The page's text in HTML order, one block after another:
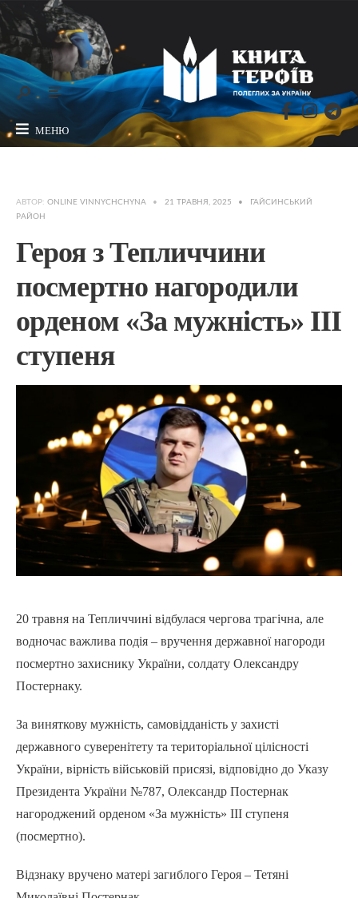
МЕНЮ
АВТОР: ONLINE VINNYCHCHYNA • 21 ТРАВНЯ, 2025 •
ГАЙСИНСЬКИЙ
РАЙОН
Героя з Тепличчини
посмертно нагородили
орденом «За мужність» ІІІ
ступеня
20 травня на Тепличчині відбулася чергова трагічна, але
водночас важлива подія – вручення державної нагороди
посмертно захиснику України, солдату Олександру
Постернаку.
За виняткову мужність, самовідданість у захисті
державного суверенітету та територіальної цілісності
України, вірність військовій присязі, відповідно до Указу
Президента України №787, Олександр Постернак
нагороджений орденом «За мужність» ІІІ ступеня
(посмертно).
Відзнаку вручено матері загиблого Героя – Тетяні